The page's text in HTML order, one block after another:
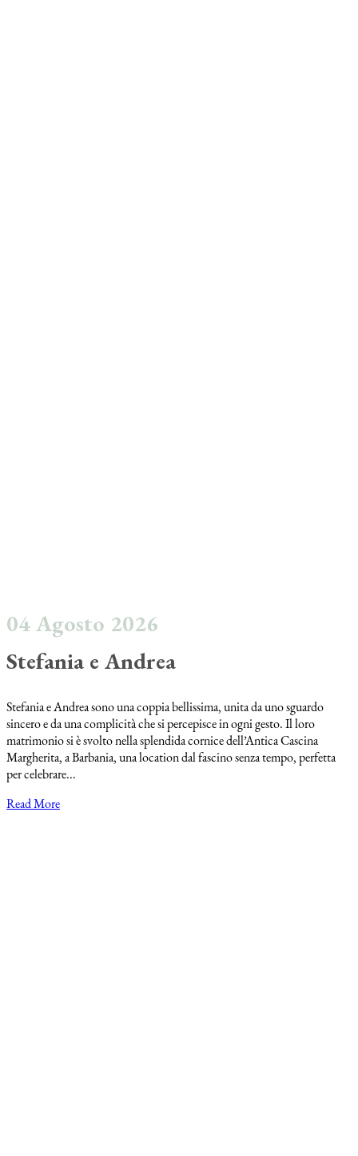
04 Agosto 2026
Stefania e Andrea
Stefania e Andrea sono una coppia bellissima, unita da uno sguardo
sincero e da una complicità che si percepisce in ogni gesto. Il loro
matrimonio si è svolto nella splendida cornice dell’Antica Cascina
Margherita, a Barbania, una location dal fascino senza tempo, perfetta
per celebrare...
Read More